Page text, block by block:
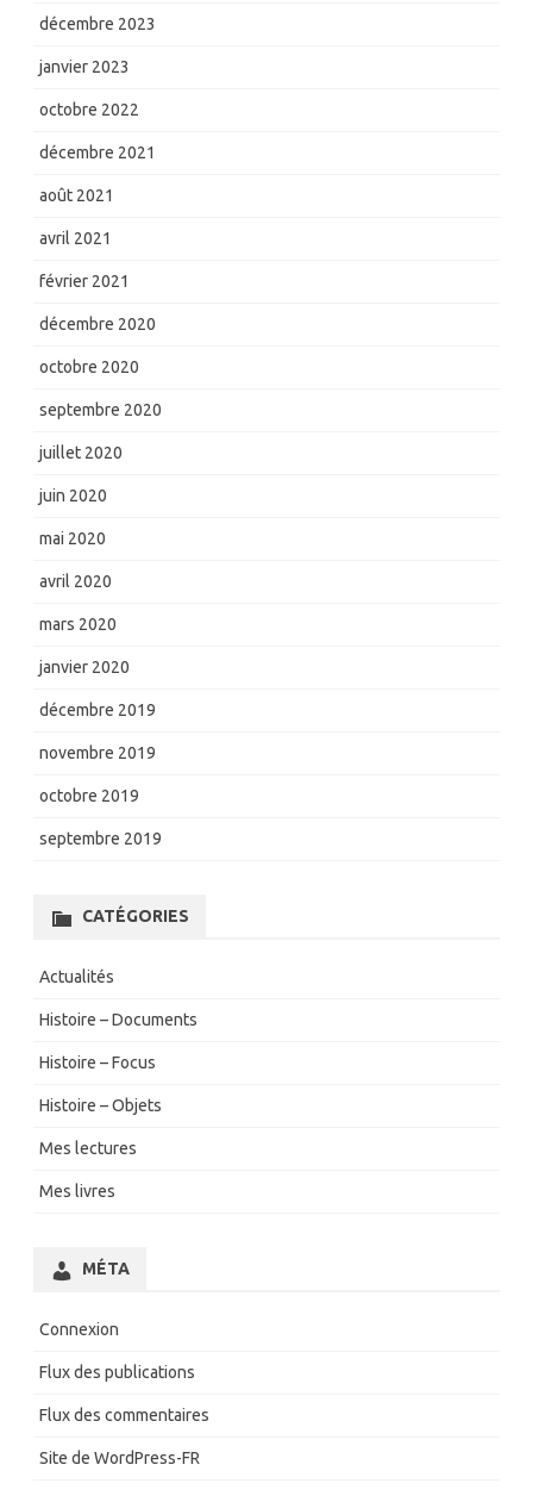
décembre 2023
janvier 2023
octobre 2022
décembre 2021
août 2021
avril 2021
février 2021
décembre 2020
octobre 2020
septembre 2020
juillet 2020
juin 2020
mai 2020
avril 2020
mars 2020
janvier 2020
décembre 2019
novembre 2019
octobre 2019
septembre 2019
CATÉGORIES
Actualités
Histoire – Documents
Histoire – Focus
Histoire – Objets
Mes lectures
Mes livres
MÉTA
Connexion
Flux des publications
Flux des commentaires
Site de WordPress-FR